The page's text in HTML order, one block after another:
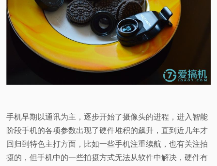
讯
评
科
手机早期以通讯为主，逐步开始了摄像头的进程，进入智能
阶段手机的各项参数出现了硬件堆积的飙升，直到近几年才
回归到特色主打方面，比如一些手机注重续航，也有关注拍
摄的，但手机中的一些拍摄方式无法从软件中解决，硬件有